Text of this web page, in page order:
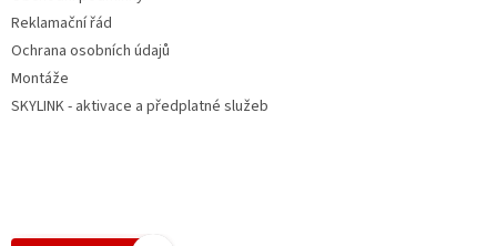
Reklamační řád
Ochrana osobních údajů
Montáže
SKYLINK - aktivace a předplatné služeb